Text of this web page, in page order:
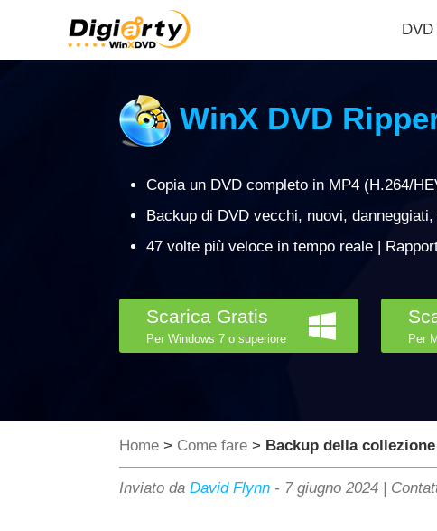
WinX DVD
Copia un DVD completo in MP4 (H.264/
Backup di DVD vecchi, nuovi,
47 volte più veloce in tempo reale |
Scarica Gratis
Per Windows 7 o superiore Per
Home > Come fare > Backup della
Inviato da David Flynn - 7 giugno 2024 |